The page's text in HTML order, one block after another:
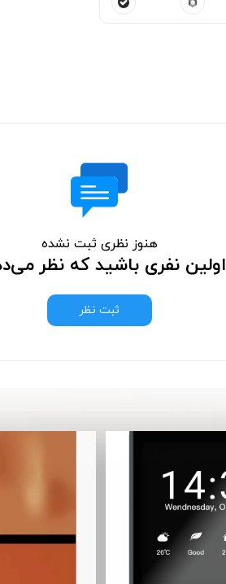
هنوز نظری ثبت نشده
اولین نفری باشید که نظر
ثبت نظر